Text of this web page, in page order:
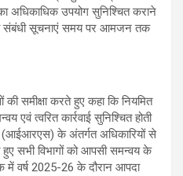
अधिकाधिक उपयोग सुनिश्चित कराने
संबंधी सूचनाएं समय पर आमजन तक
समीक्षा करते हुए कहा कि नियमित
त्वरित कार्रवाई सुनिश्चित होती
(आईआरएस) के अंतर्गत अधिकारियों से
हुए सभी विभागों को आपसी समन्वय के
में वर्ष 2025-26 के दौरान आपदा